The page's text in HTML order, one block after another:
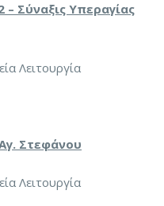
Σύναξις Υπεραγίας
Λειτουργία
Στεφάνου
Λειτουργία